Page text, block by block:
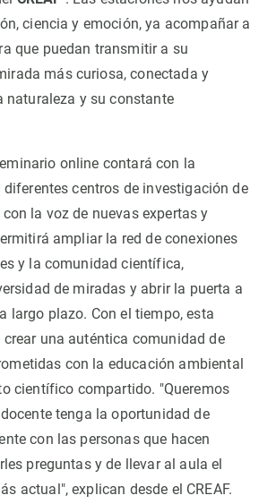
ciencia y emoción, ya acompañar a
que puedan transmitir a su
más curiosa, conectada y
naturaleza y su constante
online contará con la
centros de investigación de
la voz de nuevas expertas y
ampliar la red de conexiones
y la comunidad científica,
de miradas y abrir la puerta a
largo plazo. Con el tiempo, esta
una auténtica comunidad de
con la educación ambiental
científico compartido. "Queremos
tenga la oportunidad de
con las personas que hacen
preguntas y de llevar al aula el
actual", explican desde el CREAF.